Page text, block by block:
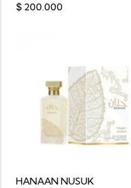
$200.000
HANAAN NUSUK